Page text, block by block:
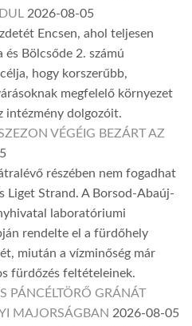
2026-08-05
Encsen, ahol teljesen
Bölcsőde 2. számú
hogy korszerűbb,
megfelelő környezet
intézmény dolgozóit.
VÉGÉIG BEZÁRT AZ
részében nem fogadhat
Liget Strand. A Borsod-Abaúj-
laboratóriumi
rendelte el a fürdőhely
miután a vízminőség már
fürdőzés feltételeinek.
PÁNCÉLTÖRŐ GRÁNÁT
MAJORSÁGBAN 2026-08-05